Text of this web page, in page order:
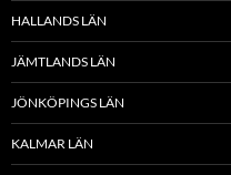
HALLANDS LÄN
JÄMTLANDS LÄN
JÖNKÖPINGS LÄN
KALMAR LÄN